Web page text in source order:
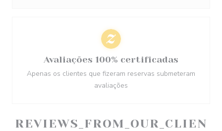
REVIEWS_FROM_OUR_CLIEN
Avaliações 100% certificadas
Apenas os clientes que fizeram reservas submeteram
avaliações